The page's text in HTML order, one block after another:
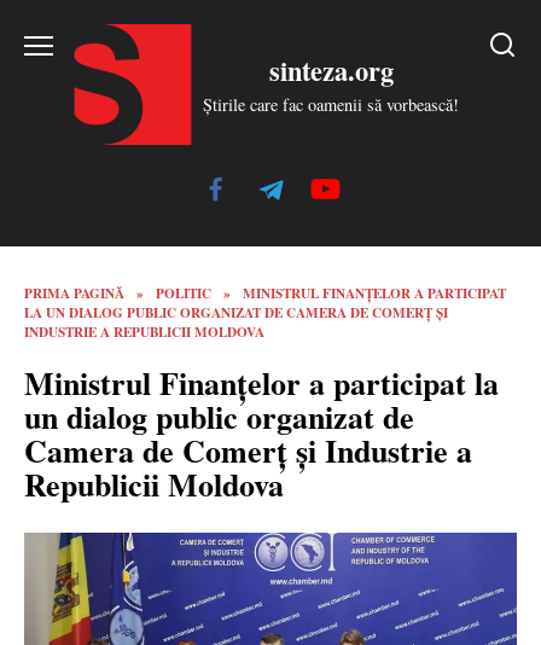
sinteza.org
Știrile care fac oamenii să vorbească!
PRIMA PAGINĂ » POLITIC »
MINISTRUL FINANȚELOR A PARTICIPAT
LA UN DIALOG PUBLIC ORGANIZAT DE CAMERA DE COMERȚ ȘI
INDUSTRIE A REPUBLICII MOLDOVA
Ministrul Finanțelor a participat la
un dialog public organizat de
Camera de Comerț și Industrie a
Republicii Moldova